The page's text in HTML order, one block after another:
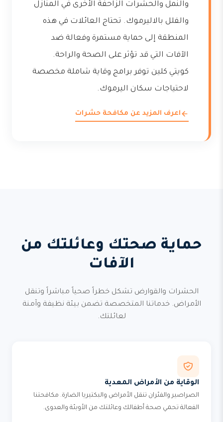
والنمل والحشرات الزاحفة الأخرى في المنازل
والفلل بالاليرموك. تحتاج العائلات في هذه
المنطقة إلى حماية مستمرة وفعالة ضد
الآفات التي قد تؤثر على الصحة والراحة.
كويتي كلين توفر برامج وقاية شاملة مخصصة
لاحتياجات سكان اليرموك.
اعرف المزيد عن مكافحة حشرات
حماية صحتك وعائلتك من
الآفات
الحشرات والقوارض تشكل خطراً صحياً مباشراً وتنقل
الأمراض. خدماتنا المتخصصة تضمن بيئة نظيفة وآمنة
لعائلتك.
الوقاية من الأمراض المعدية
الصراصير والفئران تنقل الأمراض والبكتيريا الضارة. مكافحتنا
الفعالة تحمي صحة أطفالك وعائلتك من الأوبئة والعدوى.